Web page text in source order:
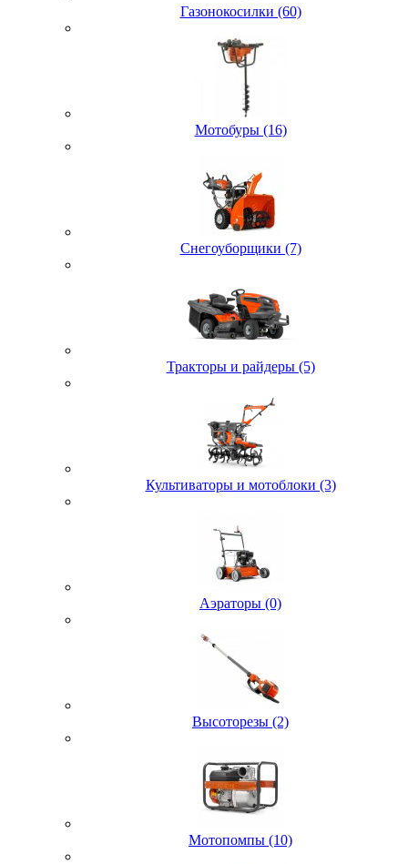
Газонокосилки (60)
Мотобуры (16)
Снегоуборщики (7)
Тракторы и райдеры (5)
Культиваторы и мотоблоки (3)
Аэраторы (0)
Высоторезы (2)
Мотопомпы (10)